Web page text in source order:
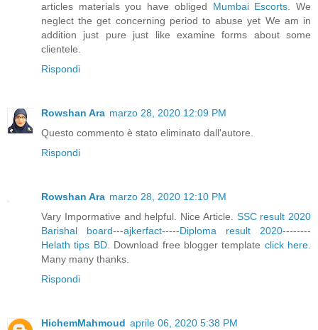
articles materials you have obliged Mumbai Escorts. We
neglect the get concerning period to abuse yet We am in
addition just pure just like examine forms about some
clientele.
Rispondi
Rowshan Ara marzo 28, 2020 12:09 PM
Questo commento è stato eliminato dall'autore.
Rispondi
Rowshan Ara marzo 28, 2020 12:10 PM
Vary Impormative and helpful. Nice Article. SSC result 2020
Barishal board---ajkerfact-----Diploma result 2020--------
Helath tips BD. Download free blogger template click here.
Many many thanks.
Rispondi
HichemMahmoud aprile 06, 2020 5:38 PM